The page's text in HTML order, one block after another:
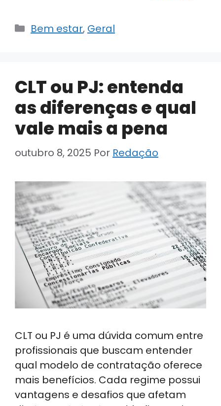
Categorias
Bem estar, Geral
CLT ou PJ: entenda
as diferenças e qual
vale mais a pena
outubro 8, 2025 Por Redação
CLT ou PJ é uma dúvida comum entre
profissionais que buscam entender
qual modelo de contratação oferece
mais benefícios. Cada regime possui
vantagens e desafios que afetam